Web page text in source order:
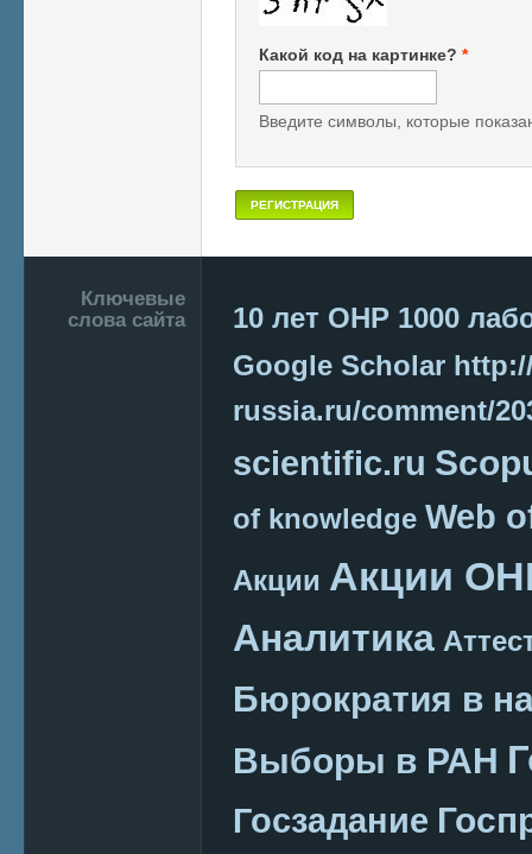
Какой код на картинке? *
Введите символы, которые
Подвал
Ключевые
слова сайта
10 лет ОНР 1000
Google Scholar
russia.ru/comment/
scientific.ru
of knowledge Web
Акции Акции
Аналитика
Бюрократия в
Выборы в РАН
Госзадание